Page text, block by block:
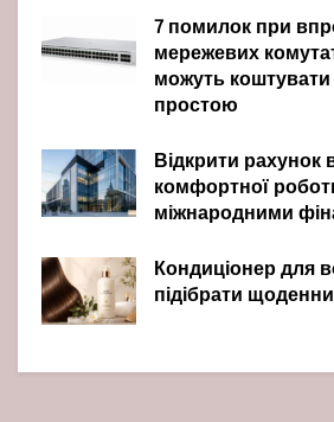
7 помилок при
мережевих
можуть коштувати
простою
Відкрити рахунок
комфортної
міжнародними
Кондиціонер для
підібрати